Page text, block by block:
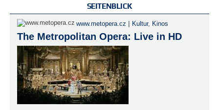
SEITENBLICK
www.metopera.cz | Kultur, Kinos
The Metropolitan Opera: Live in HD